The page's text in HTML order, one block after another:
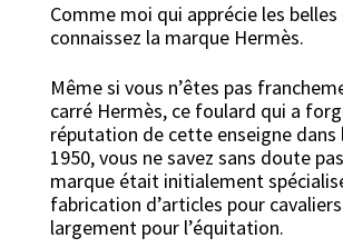
Comme moi qui apprécie les belles
connaissez la marque Hermès.
Même si vous n’êtes pas
carré Hermès, ce foulard qui a
réputation de cette enseigne dans
1950, vous ne savez sans doute
marque était initialement
fabrication d’articles pour
largement pour l’équitation.